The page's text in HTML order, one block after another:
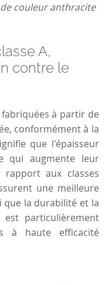
de couleur anthracite
A,
contre le
à partir de
conformément à la
que l'épaisseur
qui augmente leur
aux classes
une meilleure
la durabilité et la
particulièrement
à haute efficacité